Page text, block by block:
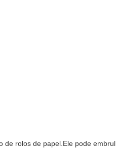
rolos de papel.Ele pode